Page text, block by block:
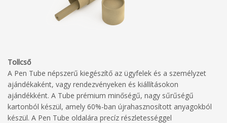
Tollcső
A Pen Tube népszerű kiegészítő az ügyfelek és a személyzet
ajándékaként, vagy rendezvényeken és kiállításokon
ajándékként. A Tube prémium minőségű, nagy sűrűségű
kartonból készül, amely 60%-ban újrahasznosított anyagokból
készül. A Pen Tube oldalára precíz részletességgel